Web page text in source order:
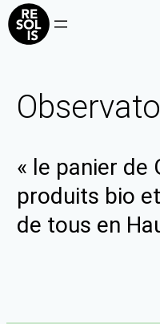
« le panier de
produits bio
de tous en